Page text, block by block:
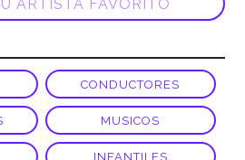
CONDUCTORES
MUSICOS
INFANTILES